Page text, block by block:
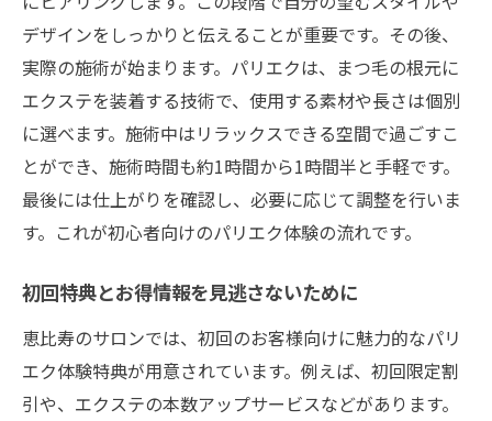
デザインをしっかりと伝えることが重要です。その後、
実際の施術が始まります。パリエクは、まつ毛の根元に
エクステを装着する技術で、使用する素材や長さは個別
に選べます。施術中はリラックスできる空間で過ごすこ
とができ、施術時間も約1時間から1時間半と手軽です。
最後には仕上がりを確認し、必要に応じて調整を行いま
す。これが初心者向けのパリエク体験の流れです。
初回特典とお得情報を見逃さないために
恵比寿のサロンでは、初回のお客様向けに魅力的なパリ
エク体験特典が用意されています。例えば、初回限定割
引や、エクステの本数アップサービスなどがあります。